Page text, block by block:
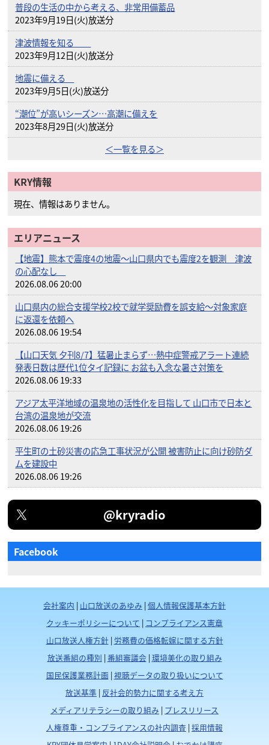
普段の生活の中から考える、非常用備蓄品
2023年9月19日(火)放送分
津波情報を知る
2023年9月12日(火)放送分
地震に備える
2023年9月5日(火)放送分
“潮位”が高いシーズン…高潮に備えを
2023年8月29日(火)放送分
＜一覧を見る＞
KRY情報
現在、情報はありません。
エリアニュース
【地震】熊本で震度4の地震～山口県内でも震度2を観測 津波
の心配なし
2026.08.06 20:00
山口県内の総合支援学校2校で就学奨励費を誤支給～対象家庭
に返還を依頼へ
2026.08.06 19:54
【山口天気 夕刊8/7】猛暑止まらず…熱中症警戒アラート連続
発表日数は歴代1位タイ記録に お盆も入念な暑さ対策を
2026.08.06 19:33
アジア太平洋地域の温泉地の活性化を目指して 山口市で日本と
台湾の温泉地が交流
2026.08.06 19:26
平生町の土砂災害の応急工事状況が公開 被害防止に向け砂防ダ
ムを建設中
2026.08.06 19:26
@kryradio
Facebook
会社案内 | 山口放送のあゆみ |個人情報保護基本方針
クッキーポリシーについて | コンプライアンス憲章
山口放送人権方針| 労務費の価格転嫁に関する方針
放送番組の種別 |番組審議会|環境美化の取り組み
国民保護業務計画 |視聴データの取り扱いについて
放送基準 | 反社会的勢力に関する考え方
メディアリテラシーの取り組み | プレスリリース
人権尊重・コンプライアンスの社内調査 |採用情報